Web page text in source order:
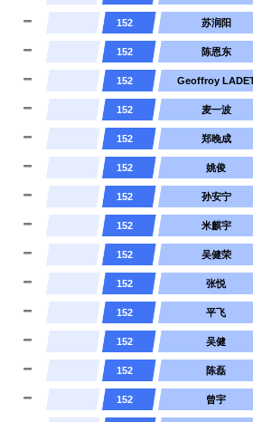
152 苏润阳
152 陈恩东
152 Geoffroy
152 麦一波
152 郑晚成
152 姚俊
152 孙安宁
152 米麒宇
152 吴健荣
152 张悦
152 平飞
152 吴健
152 陈磊
152 曾宇